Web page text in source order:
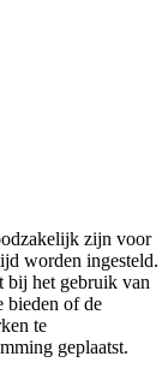
zijn voor
worden ingesteld.
bij het gebruik van
bieden of de
te
geplaatst.